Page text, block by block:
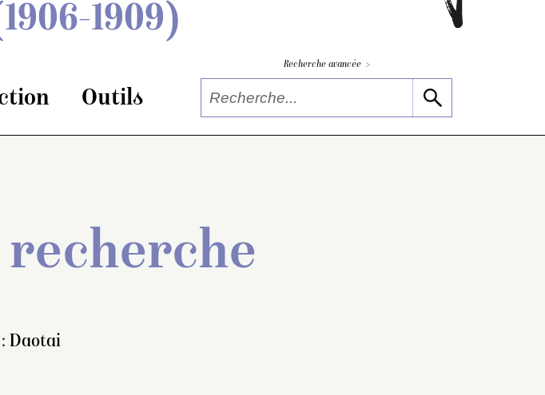
1909)
Outils
Recherche avancée >
recherche
Daotai